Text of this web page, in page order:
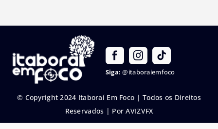
Siga: @itaboraiemfoco
© Copyright 2024 Itaboraí Em Foco | Todos os Direitos
Reservados | Por AVIZVFX